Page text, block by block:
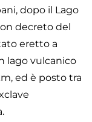
dopo il Lago
decreto del
eretto a
lago vulcanico
ed è posto tra